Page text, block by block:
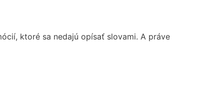
ktoré sa nedajú opísať slovami. A práve